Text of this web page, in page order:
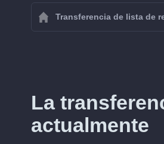
Transferencia de lista de
La
actualmente